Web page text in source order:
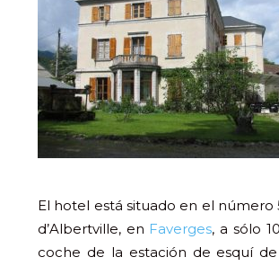
El hotel está situado en el número
d’Albertville, en Faverges, a sólo
coche de la estación de esquí de